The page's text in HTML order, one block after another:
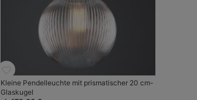
Kleine Pendelleuchte mit prismatischer 20 cm-
Glaskugel